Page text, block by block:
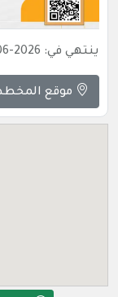
ينتهي في: 2026-06-14
موقع